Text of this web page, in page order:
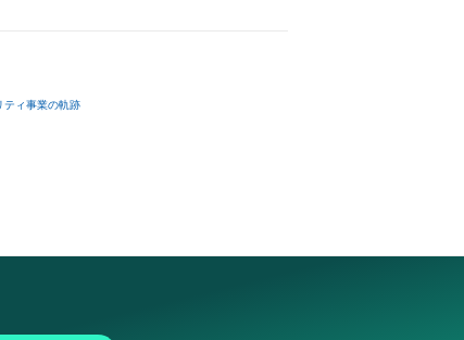
ティ事業の軌跡